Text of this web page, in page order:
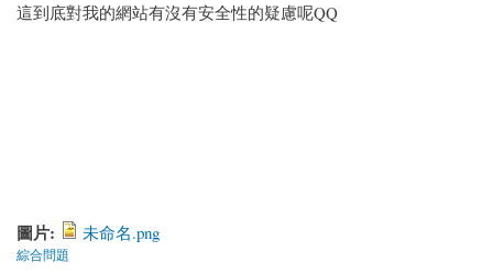
這到底對我的網站有沒有安全性的疑慮呢QQ
圖片: 未命名.png
綜合問題